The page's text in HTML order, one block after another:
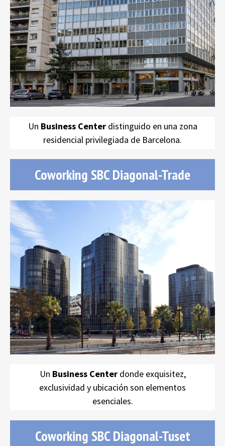
SBC Beethoven
Un Business Centerdistinguido en una zona
residencial privilegiada de Barcelona.
Coworking SBC Diagonal-Trade
SBC Diagonal-Trade
oficinas
alquiler
Barcelona
Un Business Centerdonde exquisitez,
exclusividad y ubicación son elementos
esenciales.
Coworking SBC Diagonal-Tuset